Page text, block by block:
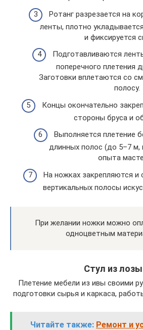
Ротанг разрезается на
ленты, плотно
и фиксируется
Подготавливаются
поперечного плетения
Заготовки вплетаются со
полосу.
Концы окончательно
стороны бруса и
Выполняется плетение
длинных полос (до 5–7 м,
опыта
На ножках закрепляются и
вертикальных полосы
При желании ножки можно
одноцветным
Стул из лозы
Плетение мебели из ивы своими
подготовки сырья и каркаса,
Читайте также: Ремонт и